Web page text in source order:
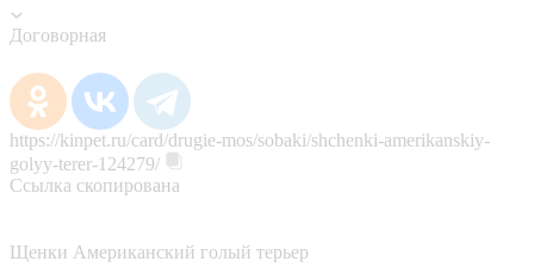
Договорная
https://kinpet.ru/card/drugie-mos/sobaki/shchenki-amerikanskiy-
golyy-terer-124279/
Ссылка скопирована
Щенки Американский голый терьер